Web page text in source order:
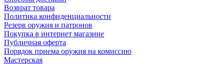
Возврат товара
Политика конфиденциальности
Резерв оружия и патронов
Покупка в интернет магазине
Публичная оферта
Порядок приема оружия на комиссию
Мастерская